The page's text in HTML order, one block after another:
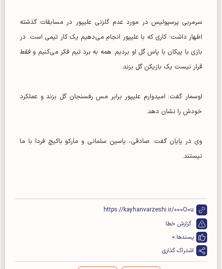
سرمربی پرسپولیس در مورد عدم گلزنی علیپور در مسابقات گذشته
اظهار داشت؛ کاری که با علیپور انجام می‌دهیم یک کار تیمی است. در
بازی با پیکان با پاس گل او بردیم. همه به برد تیم فکر می‌کنیم و فقط
قرار نیست یک بازیکن گل بزند.
اوسمار گفت: امیدوارم علیپور برابر مس رفسنجان گل بزند و عملکرد
خودش را نشان دهد.
وی در پایان گفت: صادقی، یاسین سلمانی و مارکو باکیچ فردا با ما
نیستند.
https://kayhanvarzeshi.ir/000O0u
گزارش خطا
پسندها:0
اشتراک گذاری